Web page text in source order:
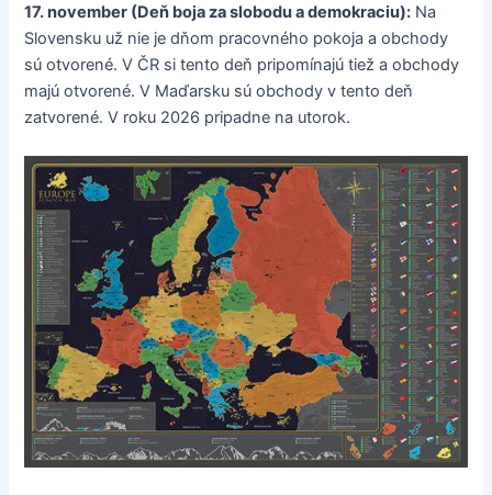
17. november (Deň boja za slobodu a demokraciu): Na
Slovensku už nie je dňom pracovného pokoja a obchody
sú otvorené. V ČR si tento deň pripomínajú tiež a obchody
majú otvorené. V Maďarsku sú obchody v tento deň
zatvorené. V roku 2026 pripadne na utorok.